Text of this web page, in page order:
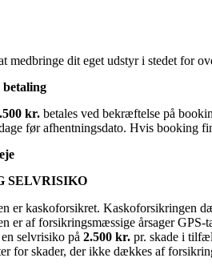
medbringe dit eget udstyr i stedet for
kr. betales ved bekræftelse på
før afhentningsdato. Hvis booking
SELVRISIKO
er kaskoforsikret. Kaskoforsikringen
er af forsikringsmæssige årsager
selvrisiko på 2.500 kr. pr. skade i
for skader, der ikke dækkes af